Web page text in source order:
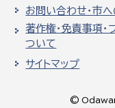
お問い合わせ・市
著作権・免責事項・
ついて
サイトマップ
©